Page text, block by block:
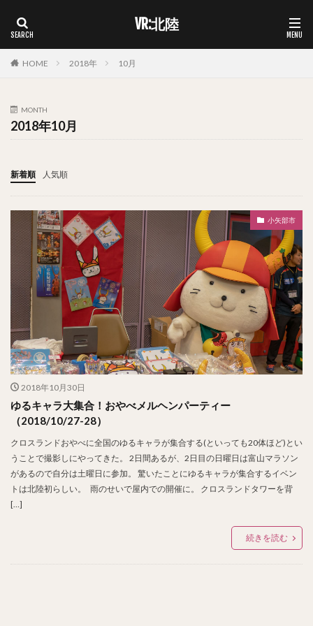
VR:北陸
HOME 2018年 10月
MONTH
2018年10月
新着順 人気順
小矢部市
2018年10月30日
ゆるキャラ大集合！おやべメルヘンパーティー
（2018/10/27-28）
クロスランドおやべに全国のゆるキャラが集合する(といっても20体ほど)とい
うことで撮影しにやってきた。 2日間あるが、2日目の日曜日は富山マラソン
があるので自分は土曜日に参加。 驚いたことにゆるキャラが集合するイベン
トは北陸初らしい。 雨のせいで屋内での開催に。 クロスランドタワーを背
[…]
続きを読む